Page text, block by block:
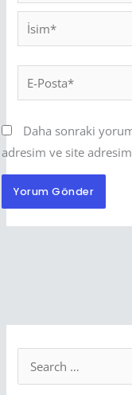
İsim*
Posta*
Daha sonraki
adresim ve site